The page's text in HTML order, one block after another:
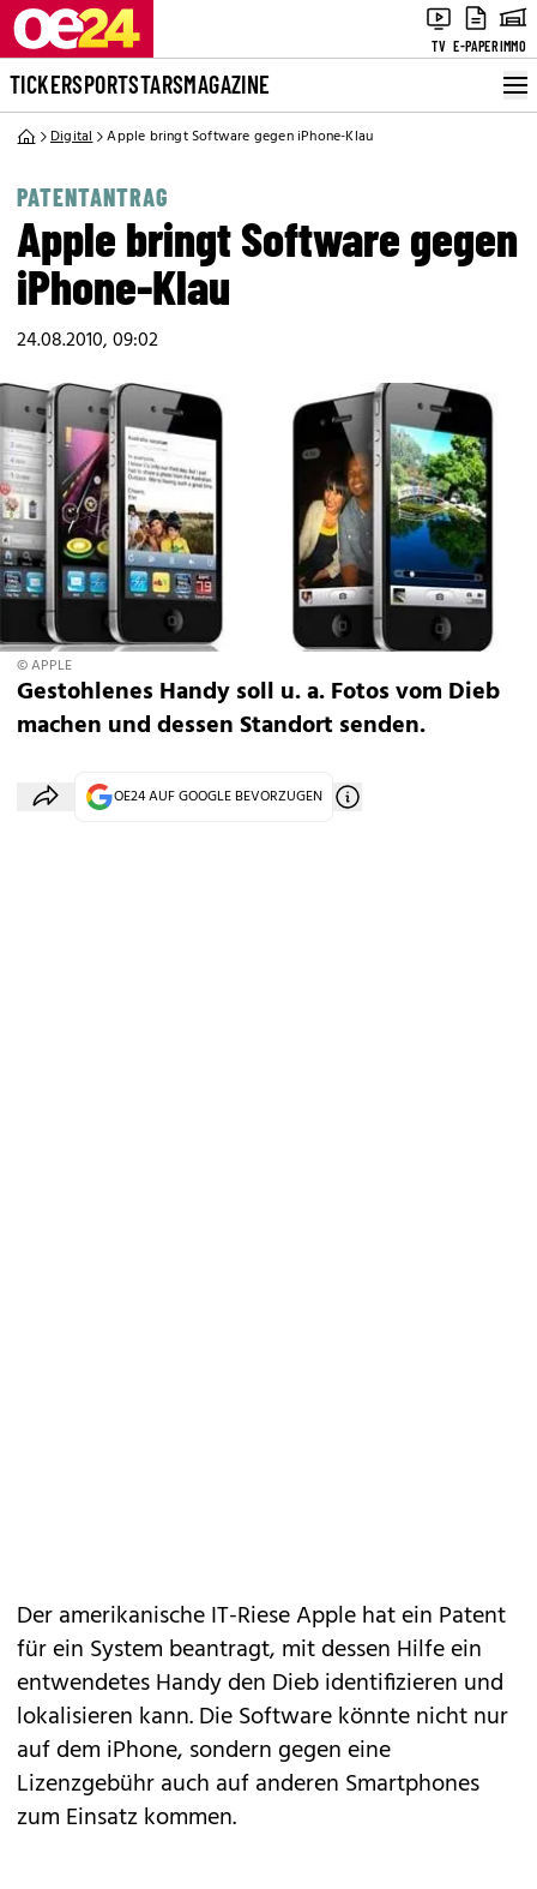
TV E-PAPERIMMO
TICKERSPORTSTARSMAGAZINE
Digital Apple bringt Software gegen iPhone-Klau
PATENTANTRAG
Apple bringt Software gegen
iPhone-Klau
24.08.2010, 09:02
© APPLE
Gestohlenes Handy soll u. a. Fotos vom Dieb
machen und dessen Standort senden.
OE24 AUF GOOGLE BEVORZUGEN
Der amerikanische IT-Riese Apple hat ein Patent
für ein System beantragt, mit dessen Hilfe ein
entwendetes Handy den Dieb identifizieren und
lokalisieren kann. Die Software könnte nicht nur
auf dem iPhone, sondern gegen eine
Lizenzgebühr auch aufanderen Smartphones
zum Einsatz kommen.